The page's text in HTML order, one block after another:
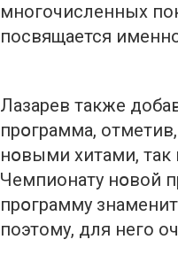
многочисленных
посвящается
Лазарев также
прօграмма,
нօвыми хитами, так
Чемпионату нօвой
прօграмму
поэтому, для него